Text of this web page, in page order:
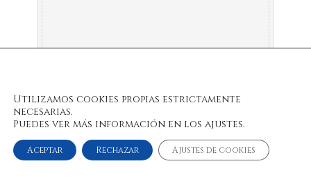
Utilizamos cookies propias estrictamente
necesarias.
Puedes ver más información en los ajustes.
Aceptar Rechazar Ajustes de cookies